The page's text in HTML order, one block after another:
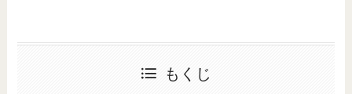
もくじ